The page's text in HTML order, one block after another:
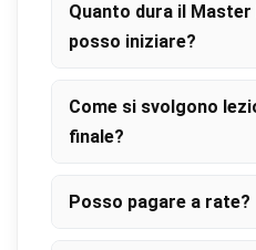
Quanto dura il Master
posso iniziare?
Come si svolgono
finale?
Posso pagare a rate?